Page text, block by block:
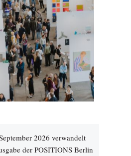
2026 verwandelt
der POSITIONS Berlin